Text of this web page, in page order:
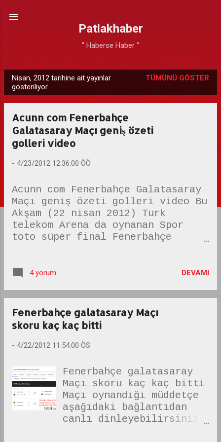
Patlakhaber
" Haberse Haber "
a
Nisan, 2012 tarihine ait yayınlar
gösteriliyor
TÜMÜNÜ GÖSTER
Acunn com Fenerbahçe
Galatasaray Maçı geniş özeti
golleri video
- 4/23/2012 12:36:00 ÖÖ
Acunn com Fenerbahçe Galatasaray
Maçı geniş özeti golleri video Bu
Akşam (22 nisan 2012) Turk
telekom Arena da oynanan Spor
toto süper final Fenerbahçe
sonucunu yazalım. Fenerbahçe
tvden canlı izleme hakkımızı daha
önce lig tv satın almıştı. maçın
geniş özetini ve Gollerini
internette yayınlama hakkımızı da
Acun parayı basıp aldı.
tıpış tıpış acunun sitesi acunn
com a gidip bu akşamki Fenerbahçe
Galatasaray maçının geniş özetini
ve gollerini arayacaksınız. "Ne
var bunda alsın" diye tepki
göstermeyenler farkında
4 yorum DEVAMI
Fenerbahçe galatasaray Maçı
skoru kaç kaç bitti
- 4/22/2012 11:54:00 ÖS
Fenerbahçe galatasaray
Maçı skoru kaç kaç bitti
Maçı oynandığı müddetçe
aşağıdaki bağlantıdan
canlı dinleyebilirsiniz.